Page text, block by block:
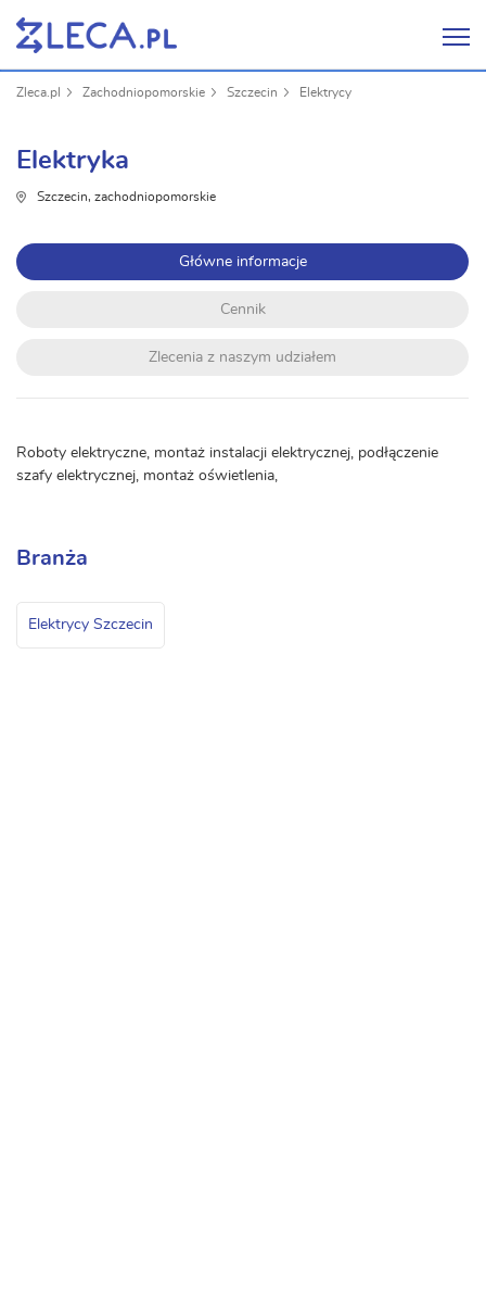
Zleca.pl Zachodniopomorskie Szczecin Elektrycy
Elektryka
Szczecin, zachodniopomorskie
Główne informacje
Cennik
Zlecenia z naszym udziałem
Roboty elektryczne, montaż instalacji elektrycznej, podłączenie
szafy elektrycznej, montaż oświetlenia,
Branża
Elektrycy Szczecin